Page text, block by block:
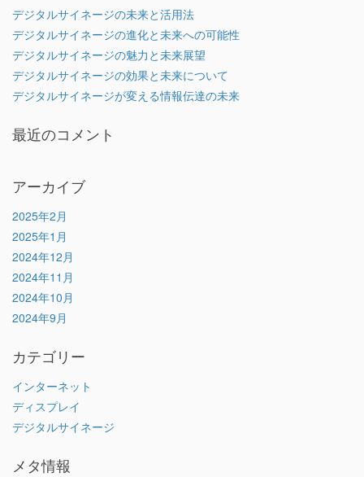
デジタルサイネージの未来と活用法
デジタルサイネージの進化と未来への可能性
デジタルサイネージの魅力と未来展望
デジタルサイネージの効果と未来について
デジタルサイネージが変える情報伝達の未来
最近のコメント
アーカイブ
2025年2月
2025年1月
2024年12月
2024年11月
2024年10月
2024年9月
カテゴリー
インターネット
ディスプレイ
デジタルサイネージ
メタ情報